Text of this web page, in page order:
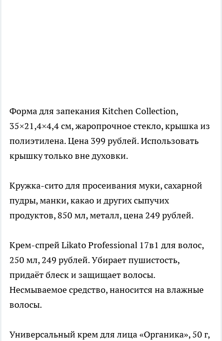
Форма для запекания Kitchen Collection,
35×21,4×4,4 см, жаропрочное стекло, крышка из
полиэтилена. Цена 399 рублей. Использовать
крышку только вне духовки.
Кружка-сито для просеивания муки, сахарной
пудры, манки, какао и других сыпучих
продуктов, 850 мл, металл, цена 249 рублей.
Крем-спрей Likato Professional 17в1 для волос,
250 мл, 249 рублей. Убирает пушистость,
придаёт блеск и защищает волосы.
Несмываемое средство, наносится на влажные
волосы.
Универсальный крем для лица «Органика», 50 г,